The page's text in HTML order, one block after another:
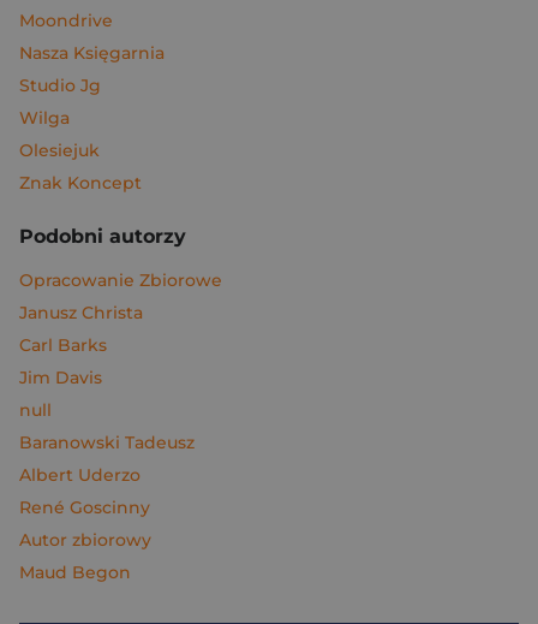
Moondrive
Nasza Księgarnia
Studio Jg
Wilga
Olesiejuk
Znak Koncept
Podobni autorzy
Opracowanie Zbiorowe
Janusz Christa
Carl Barks
Jim Davis
null
Baranowski Tadeusz
Albert Uderzo
René Goscinny
Autor zbiorowy
Maud Begon